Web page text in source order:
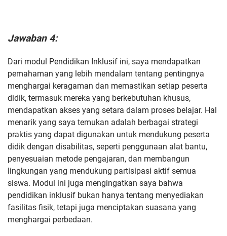
Jawaban 4:
Dari modul Pendidikan Inklusif ini, saya mendapatkan
pemahaman yang lebih mendalam tentang pentingnya
menghargai keragaman dan memastikan setiap peserta
didik, termasuk mereka yang berkebutuhan khusus,
mendapatkan akses yang setara dalam proses belajar. Hal
menarik yang saya temukan adalah berbagai strategi
praktis yang dapat digunakan untuk mendukung peserta
didik dengan disabilitas, seperti penggunaan alat bantu,
penyesuaian metode pengajaran, dan membangun
lingkungan yang mendukung partisipasi aktif semua
siswa. Modul ini juga mengingatkan saya bahwa
pendidikan inklusif bukan hanya tentang menyediakan
fasilitas fisik, tetapi juga menciptakan suasana yang
menghargai perbedaan.